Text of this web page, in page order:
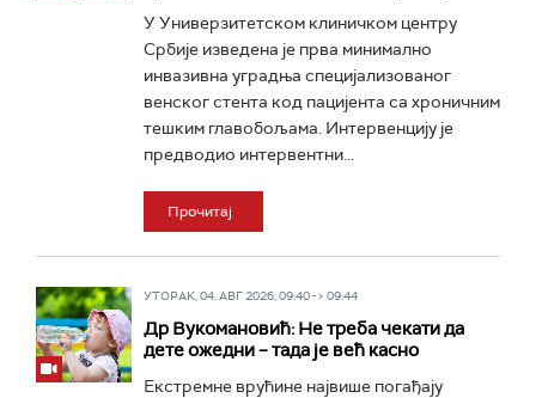
У Универзитетском клиничком центру
Србије изведена је прва минимално
инвазивна уградња специјализованог
венског стента код пацијента са хроничним
тешким главобољама. Интервенцију је
предводио интервентни...
Прочитај
УТОРАК, 04. АВГ 2026, 09:40 -> 09:44
Др Вукомановић: Не треба чекати да
дете ожедни – тада је већ касно
Екстремне врућине највише погађају